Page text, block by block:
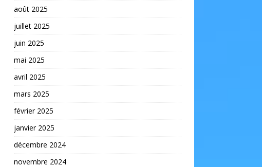
août 2025
juillet 2025
juin 2025
mai 2025
avril 2025
mars 2025
février 2025
janvier 2025
décembre 2024
novembre 2024